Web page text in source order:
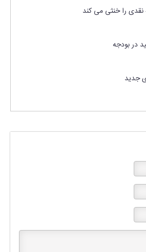
نقدی را خنثی می کند
در بودجه
جدید